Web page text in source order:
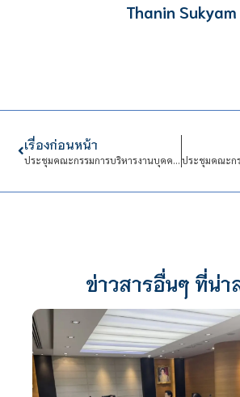
Thanin Sukyam
เรื่องก่อนหน้า
ประชุมคณะกรรมการบริหารงานบุคคล (กบค.) ครั้งที่ 88
ข่าวสารอื่นๆ ที่น่า